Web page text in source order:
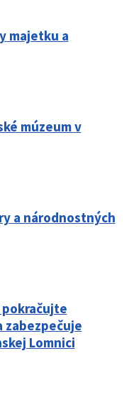
majetku a
múzeum v
a národnostných
pokračujte
zabezpečuje
Lomnici